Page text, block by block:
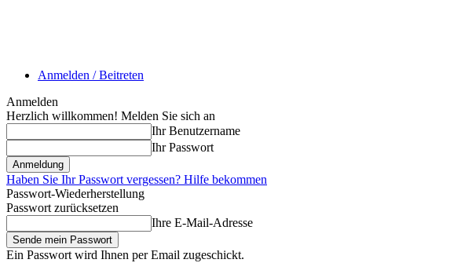
Anmelden / Beitreten
Anmelden
Herzlich willkommen! Melden Sie sich an
Ihr Benutzername
Ihr Passwort
Haben Sie Ihr Passwort vergessen? Hilfe bekommen
Passwort-Wiederherstellung
Passwort zurücksetzen
Ihre E-Mail-Adresse
Ein Passwort wird Ihnen per Email zugeschickt.